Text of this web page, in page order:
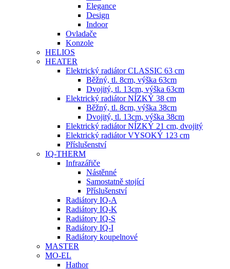
Elegance
Design
Indoor
Ovladače
Konzole
HELIOS
HEATER
Elektrický radiátor CLASSIC 63 cm
Běžný, tl. 8cm, výška 63cm
Dvojitý, tl. 13cm, výška 63cm
Elektrický radiátor NÍZKÝ 38 cm
Běžný, tl. 8cm, výška 38cm
Dvojitý, tl. 13cm, výška 38cm
Elektrický radiátor NÍZKÝ 21 cm, dvojitý
Elektrický radiátor VYSOKÝ 123 cm
Příslušenství
IQ-THERM
Infrazářiče
Nástěnné
Samostatně stojící
Příslušenství
Radiátory IQ-A
Radiátory IQ-K
Radiátory IQ-S
Radiátory IQ-I
Radiátory koupelnové
MASTER
MO-EL
Hathor